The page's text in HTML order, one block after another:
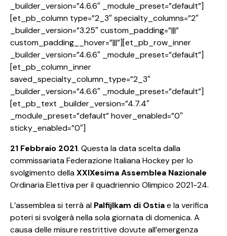
_builder_version=”4.6.6″ _module_preset=”default”]
[et_pb_column type=”2_3″ specialty_columns=”2″
_builder_version=”3.25″ custom_padding=”|||”
custom_padding__hover=”|||”][et_pb_row_inner
_builder_version=”4.6.6″ _module_preset=”default”]
[et_pb_column_inner
saved_specialty_column_type=”2_3″
_builder_version=”4.6.6″ _module_preset=”default”]
[et_pb_text _builder_version=”4.7.4″
_module_preset=”default” hover_enabled=”0″
sticky_enabled=”0″]
21 Febbraio 2021. Questa la data scelta dalla
commissariata Federazione Italiana Hockey per lo
svolgimento dellaXXIXesima Assemblea Nazionale
Ordinaria Elettiva per il quadriennio Olimpico 2021-24.
L’assemblea si terrà al Palfijlkam di Ostiae la verifica
poteri si svolgerà nella sola giornata di domenica. A
causa delle misure restrittive dovute all’emergenza